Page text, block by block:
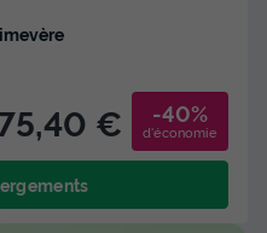
€ -40%
d'économie